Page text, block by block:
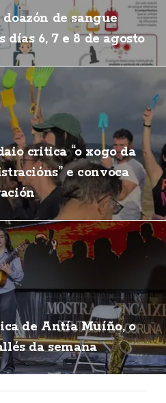
de sangue
días 6, 7 e 8 de agosto
critica “o xogo da
e convoca
de Antía Muíño, o
da semana